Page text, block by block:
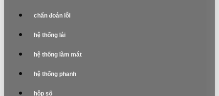
chẩn đoán lỗi
hệ thống lái
hệ thống làm mát
hệ thống phanh
hộp số